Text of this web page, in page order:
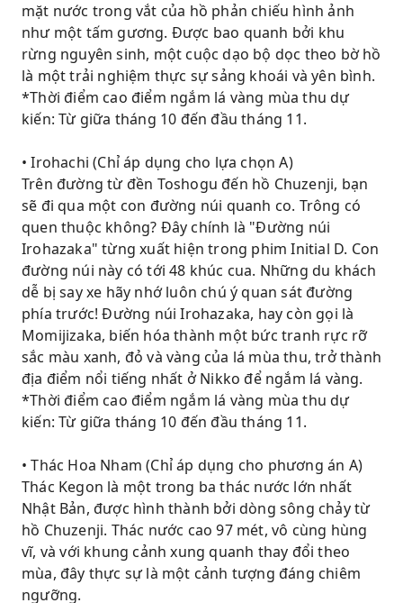
mặt nước trong vắt của hồ phản chiếu hình ảnh
như một tấm gương. Được bao quanh bởi khu
rừng nguyên sinh, một cuộc dạo bộ dọc theo bờ hồ
là một trải nghiệm thực sự sảng khoái và yên bình.
*Thời điểm cao điểm ngắm lá vàng mùa thu dự
kiến: Từ giữa tháng 10 đến đầu tháng 11.
• Irohachi (Chỉ áp dụng cho lựa chọn A)
Trên đường từ đền Toshogu đến hồ Chuzenji, bạn
sẽ đi qua một con đường núi quanh co. Trông có
quen thuộc không? Đây chính là "Đường núi
Irohazaka" từng xuất hiện trong phim Initial D. Con
đường núi này có tới 48 khúc cua. Những du khách
dễ bị say xe hãy nhớ luôn chú ý quan sát đường
phía trước! Đường núi Irohazaka, hay còn gọi là
Momijizaka, biến hóa thành một bức tranh rực rỡ
sắc màu xanh, đỏ và vàng của lá mùa thu, trở thành
địa điểm nổi tiếng nhất ở Nikko để ngắm lá vàng.
*Thời điểm cao điểm ngắm lá vàng mùa thu dự
kiến: Từ giữa tháng 10 đến đầu tháng 11.
• Thác Hoa Nham (Chỉ áp dụng cho phương án A)
Thác Kegon là một trong ba thác nước lớn nhất
Nhật Bản, được hình thành bởi dòng sông chảy từ
hồ Chuzenji. Thác nước cao 97 mét, vô cùng hùng
vĩ, và với khung cảnh xung quanh thay đổi theo
mùa, đây thực sự là một cảnh tượng đáng chiêm
ngưỡng.